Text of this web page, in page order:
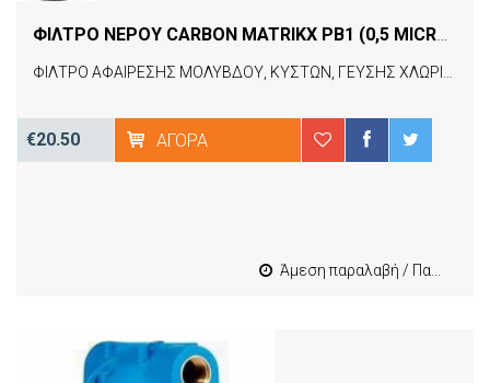
€20.50 ΑΓΟΡΆ
Άμεση παραλαβή / Παράδοση 1-3 εργασιμες